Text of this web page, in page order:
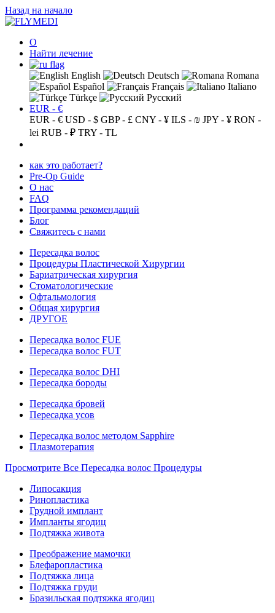
Назад на начало
О
Найти лечение
English Deutsch
Romana
Español
Français
Italiano
Türkçe
Русский
EUR - €
EUR - € USD - $ GBP - £ CNY - ¥ ILS - ₪ JPY - ¥ RON -
lei RUB - ₽ TRY - TL
как это работает?
Pre-Op Guide
О нас
FAQ
Программа рекомендаций
Блог
Свяжитесь с нами
Пересадка волос
Процедуры Пластической Хирургии
Бариатрическая хирургия
Стоматологические
Офтальмология
Общая хирургия
ДРУГОЕ
Пересадка волос FUE
Пересадка волос FUT
Пересадка волос DHI
Пересадка бороды
Пересадка бровей
Пересадка усов
Пересадка волос методом Sapphire
Плазмотерапия
Просмотрите Все Пересадка волос Процедуры
Липосакция
Ринопластика
Грудной имплант
Импланты ягодиц
Подтяжка живота
Преображение мамочки
Блефаропластика
Подтяжка лица
Подтяжка груди
Бразильская подтяжка ягодиц